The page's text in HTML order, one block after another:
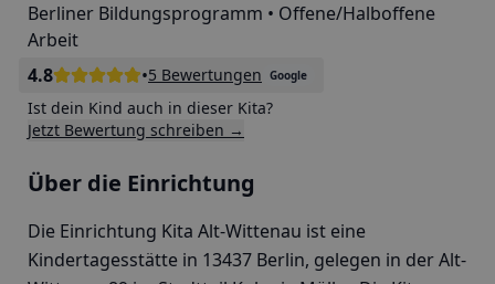
Berliner Bildungsprogramm • Offene/Halboffene
Arbeit
4.8
•5 Bewertungen Google
Ist dein Kind auch in dieser Kita?
Jetzt Bewertung schreiben →
Über die Einrichtung
Die Einrichtung Kita Alt-Wittenau ist eine
Kindertagesstätte in 13437 Berlin, gelegen in der Alt-